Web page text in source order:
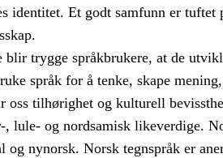
identitet. Et godt samfunn er tuftet
trygge språkbrukere, at de
språk for å tenke, skape
oss tilhørighet og kulturell
, lule- og nordsamisk likeverdige.
nynorsk. Norsk tegnspråk er